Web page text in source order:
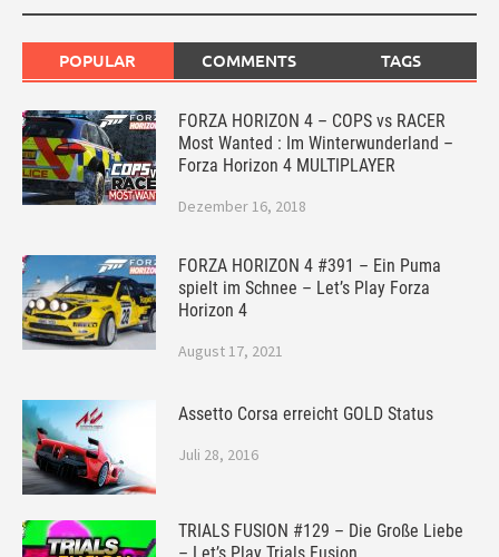
POPULAR COMMENTS TAGS
FORZA HORIZON 4 – COPS vs RACER
Most Wanted : Im Winterwunderland –
Forza Horizon 4 MULTIPLAYER
Dezember 16, 2018
FORZA HORIZON 4 #391 – Ein Puma
spielt im Schnee – Let’s Play Forza
Horizon 4
August 17, 2021
Assetto Corsa erreicht GOLD Status
Juli 28, 2016
TRIALS FUSION #129 – Die Große Liebe